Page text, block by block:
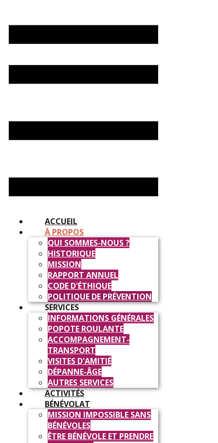
ACCUEIL
À PROPOS
QUI SOMMES-NOUS ?
HISTORIQUE
MISSION
RAPPORT ANNUEL
CODE D'ÉTHIQUE
POLITIQUE DE PRÉVENTION
SERVICES
INFORMATIONS GÉNÉRALES
POPOTE ROULANTE
ACCOMPAGNEMENT-
TRANSPORT
VISITES D'AMITIÉ
DÉPANNE-ÂGE
AUTRES SERVICES
ACTIVITÉS
BÉNÉVOLAT
MISSION IMPOSSIBLE SANS
BÉNÉVOLES
ÊTRE BÉNÉVOLE ET PRENDRE